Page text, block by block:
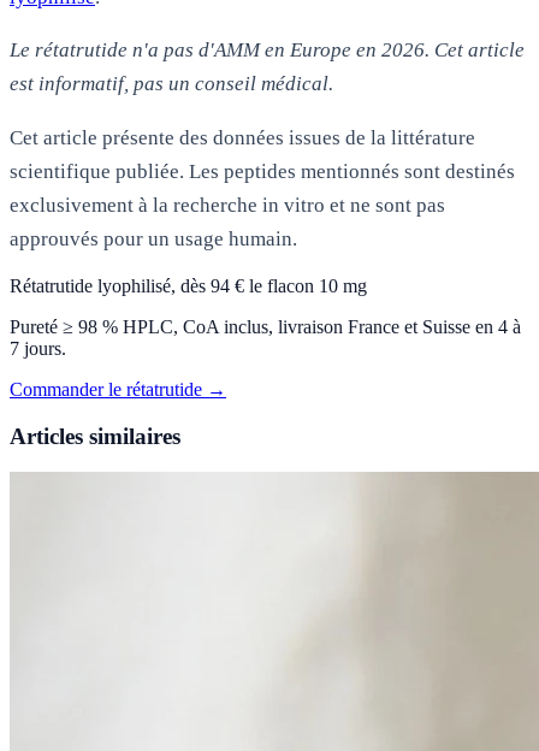
Le rétatrutide n'a pas d'AMM en Europe en 2026. Cet article
est informatif, pas un conseil médical.
Cet article présente des données issues de la littérature
scientifique publiée. Les peptides mentionnés sont destinés
exclusivement à la recherche in vitro et ne sont pas
approuvés pour un usage humain.
Rétatrutide lyophilisé, dès 94 € le flacon 10 mg
Pureté ≥ 98 % HPLC, CoA inclus, livraison France et Suisse en 4 à
7 jours.
Commander le rétatrutide →
Articles similaires